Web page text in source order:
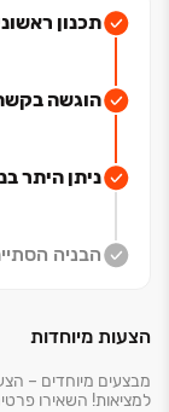
המשפחה מעל
למרבית הדירות
המטופחת
הקטנים ביותר.
השרון כך
פארק התעשייה
תכנון
הוגשה
ניתן היתר
הבניה
הצעות מיוחדות
מבצעים מיוחדים –
למציאות! השאירו